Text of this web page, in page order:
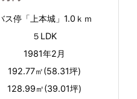
ス停「上本城」1.0ｋｍ
５LDK
1981年2月
192.77㎡(58.31坪)
128.99㎡(39.01坪)